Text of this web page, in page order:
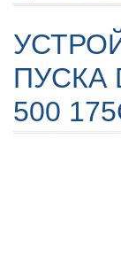
ПУСКА
500